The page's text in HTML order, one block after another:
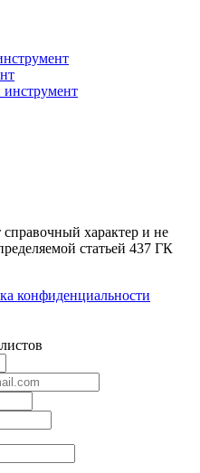
характер и не
статьей 437 ГК
конфиденциальности